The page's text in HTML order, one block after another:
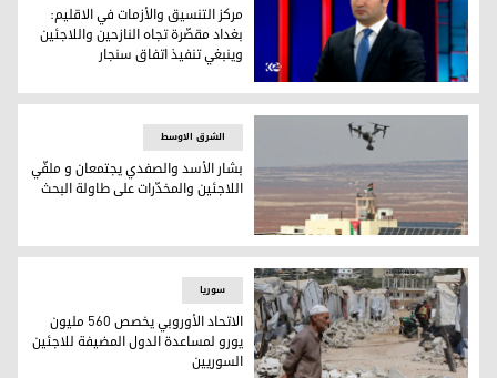
مركز التنسيق والأزمات في الاقليم: بغداد مقصّرة تجاه النازحين
مركز التنسيق والأزمات في الاقليم:
بغداد مقصّرة تجاه النازحين واللاجئين
وينبغي تنفيذ اتفاق سنجار
صورة لطائرة مسيرة تحلّق فوق مركز مراقبة على الحدود الأردنية السورية في 17 شباط/فبراير 2022 التقطت خلال جولة نظمها الجيش الأردني
الشرق الاوسط
بشار الأسد والصفدي يجتمعان و ملفّي
اللاجئين والمخدّرات على طاولة البحث
سوریا
الاتحاد الأوروبي يخصص 560 مليون
يورو لمساعدة الدول المضيفة للاجئين
السوريين